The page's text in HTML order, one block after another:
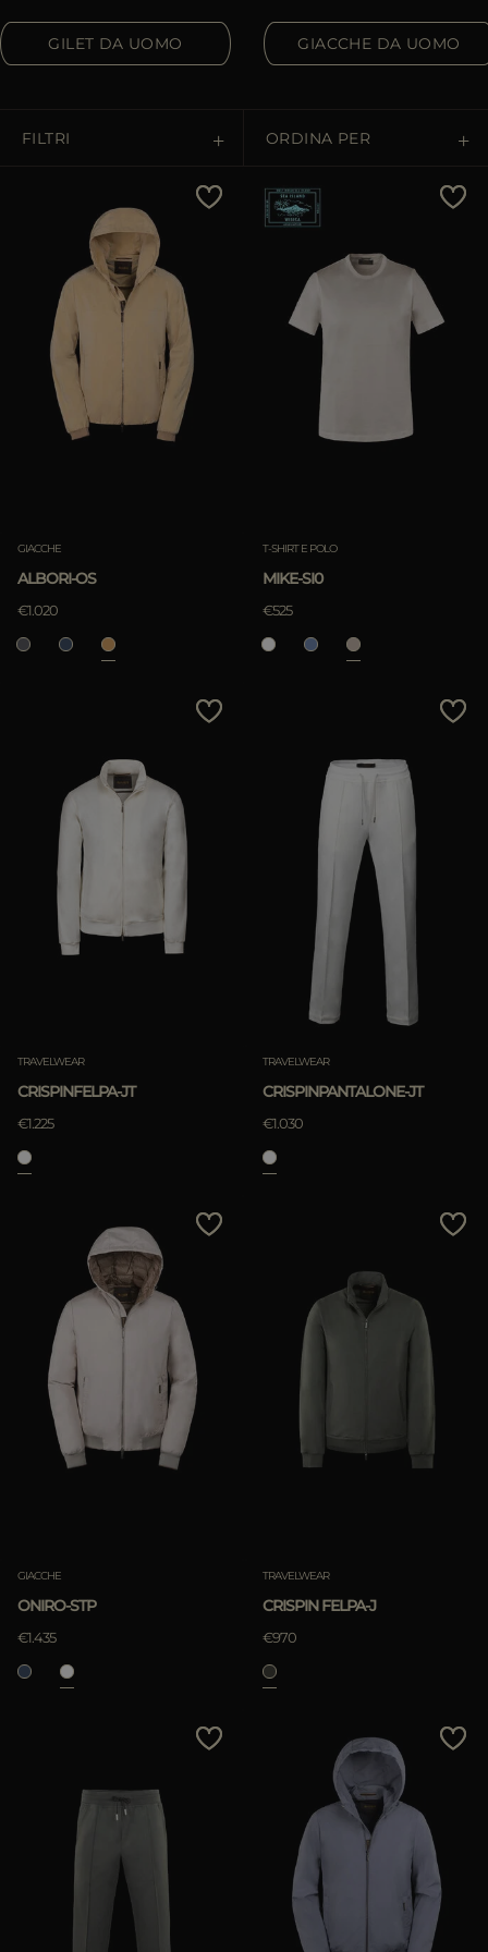
GILET DA UOMO GIACCHE DA UOMO
FILTRI ORDINA PER
APPLICA
Prezzo Decrescente
Più Venduti
Più Popolari
GIACCHE
ALBORI-OS
€1.020
T-SHIRT E POLO
MIKE-SI0
€525
TRAVELWEAR
CRISPINFELPA-JT
€1.225
TRAVELWEAR
CRISPINPANTALONE-JT
€1.030
GIACCHE
ONIRO-STP
€1.435
TRAVELWEAR
CRISPIN FELPA-J
€970